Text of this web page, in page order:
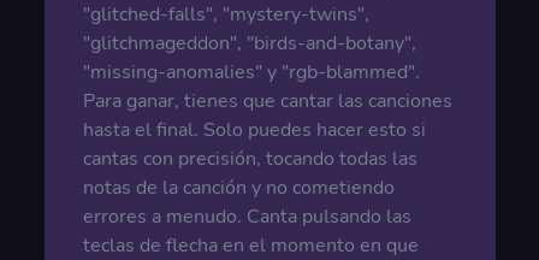
"glitched-falls", "mystery-twins",
"glitchmageddon", "birds-and-botany",
"missing-anomalies" y "rgb-blammed".
Para ganar, tienes que cantar las canciones
hasta el final. Solo puedes hacer esto si
cantas con precisión, tocando todas las
notas de la canción y no cometiendo
errores a menudo. Canta pulsando las
teclas de flecha en el momento en que